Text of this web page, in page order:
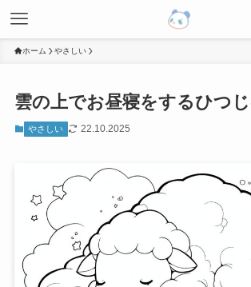
ホーム やさしい
雲の上でお昼寝をするひつ
やさしい 22.10.2025